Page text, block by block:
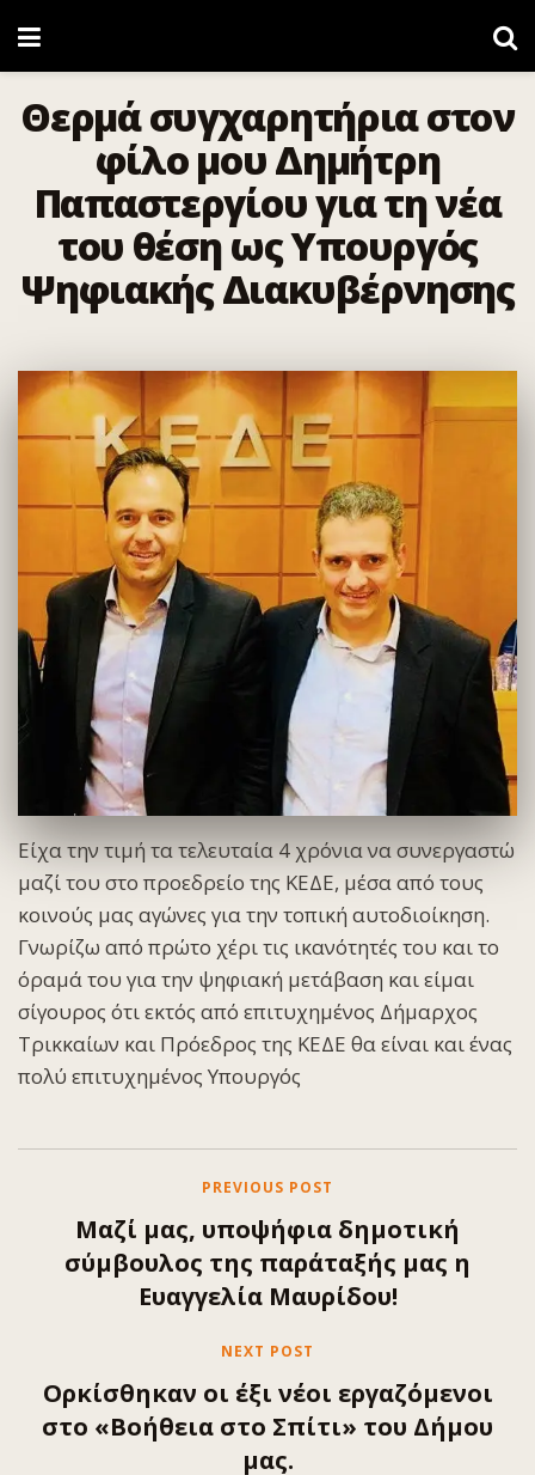
Θερμά συγχαρητήρια στον
φίλο μου Δημήτρη
Παπαστεργίου για τη νέα
του θέση ως Υπουργός
Ψηφιακής Διακυβέρνησης
Είχα την τιμή τα τελευταία 4 χρόνια να συνεργαστώ
μαζί του στο προεδρείο της ΚΕΔΕ, μέσα από τους
κοινούς μας αγώνες για την τοπική αυτοδιοίκηση.
Γνωρίζω από πρώτο χέρι τις ικανότητές του και το
όραμά του για την ψηφιακή μετάβαση και είμαι
σίγουρος ότι εκτός από επιτυχημένος Δήμαρχος
Τρικκαίων και Πρόεδρος της ΚΕΔΕ θα είναι και ένας
πολύ επιτυχημένος Υπουργός
PREVIOUS POST
Μαζί μας, υποψήφια δημοτική
σύμβουλος της παράταξής μας η
Ευαγγελία Μαυρίδου!
NEXT POST
Ορκίσθηκαν οι έξι νέοι εργαζόμενοι
στο «Βοήθεια στο Σπίτι» του Δήμου
μας.